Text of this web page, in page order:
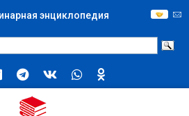
энциклопедия